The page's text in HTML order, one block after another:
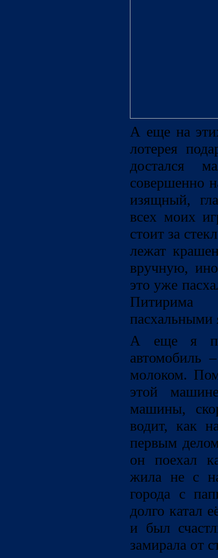
А еще на
лотерея
достался
совершенно
изящный,
всех моих
стоит за
лежат
вручную,
это уже
пасхальными
А еще я
автомобиль
молоком.
этой
машины,
водит, как
первым
он поехал
жила не с
города с
долго катал
и был
замирала от